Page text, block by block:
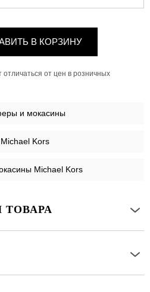
В КОРЗИНУ
от цен в розничных
и мокасины
Kors
Michael Kors
ТОВАРА